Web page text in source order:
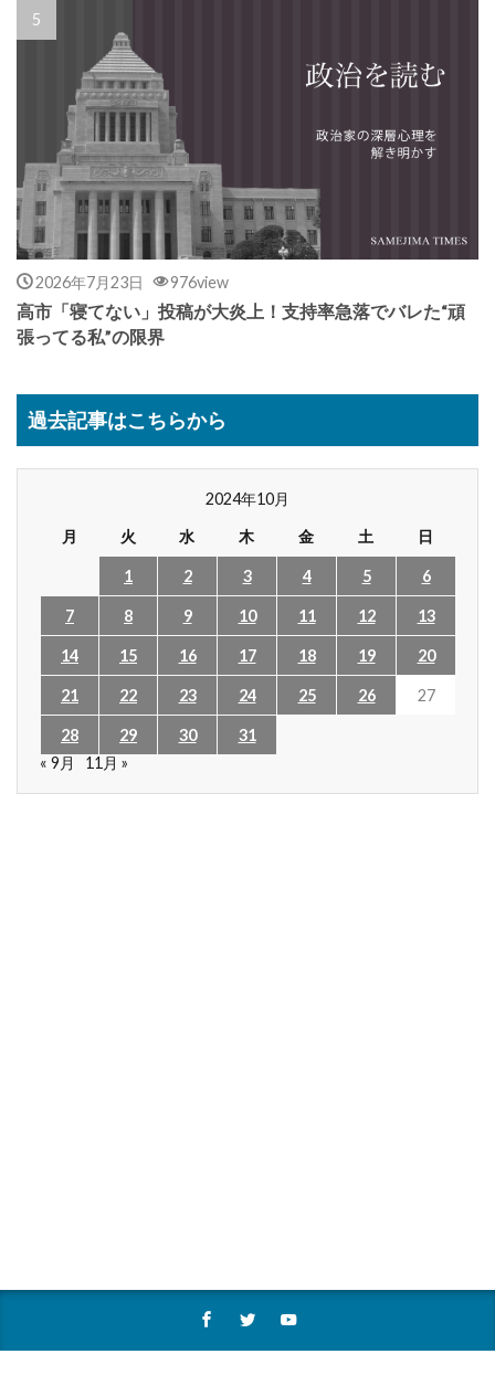
2026年7月23日 976view
高市「寝てない」投稿が大炎上！支持率急落でバレた“頑
張ってる私”の限界
過去記事はこちらから
2024年10月
月
火 水 木 金 土 日
1 2 3 4 5 6
7 8 9 10 11 12 13
14 15 16 17 18 19 20
21 22 23 24 25 26 27
28 29 30
31
« 9月
11月 »